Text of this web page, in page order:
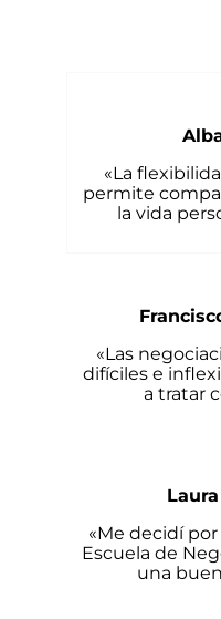
«La
permite
la vida
«Las
difíciles e
a tratar
«Me decidí
Escuela de
una